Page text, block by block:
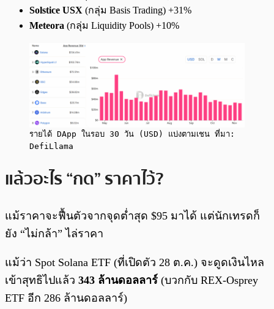
Solstice USX (กลุ่ม Basis Trading) +31%
Meteora (กลุ่ม Liquidity Pools) +10%
รายได้ DApp ในรอบ 30 วัน (USD) แบ่งตามเชน ที่มา:
DefiLlama
แล้วอะไร “กด” ราคาไว้?
แม้ราคาจะฟื้นตัวจากจุดต่ำสุด $95 มาได้ แต่นักเทรดก็
ยัง “ไม่กล้า” ไล่ราคา
แม้ว่า Spot Solana ETF (ที่เปิดตัว 28 ต.ค.) จะดูดเงินไหล
เข้าสุทธิไปแล้ว 343 ล้านดอลลาร์ (บวกกับ REX-Osprey
ETF อีก 286 ล้านดอลลาร์)